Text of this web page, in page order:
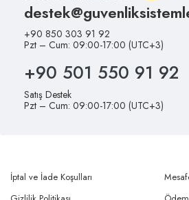
+90 850 303 91 92
Pzt – Cum: 09:00-17:00 (UTC+3)
+90 501 550 91 92
Satış Destek
Pzt – Cum: 09:00-17:00 (UTC+3)
İptal ve İade Koşulları